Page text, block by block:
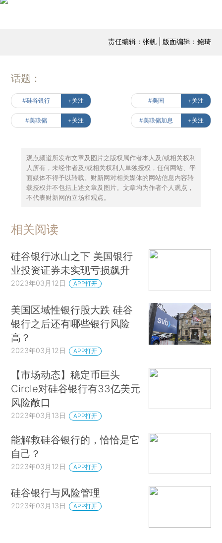
责任编辑：张帆 | 版面编辑：鲍琦
话题：
#硅谷银行 +关注 #美国 +关注
#美联储 +关注 #美联储加息 +关注
观点频道所发布文章及图片之版权属作者本人及/或相关权利
人所有，未经作者及/或相关权利人单独授权，任何网站、平
面媒体不得予以转载。财新网对相关媒体的网站信息内容转
载授权并不包括上述文章及图片。文章均为作者个人观点，
不代表财新网的立场和观点。
相关阅读
硅谷银行冰山之下 美国银行
业投资证券未实现亏损飙升
2023年03月12日 APP打开
美国区域性银行股大跌 硅谷
银行之后还有哪些银行风险
高？
2023年03月12日 APP打开
【市场动态】稳定币巨头
Circle对硅谷银行有33亿美元
风险敞口
2023年03月13日 APP打开
能解救硅谷银行的，恰恰是它
自己？
2023年03月12日 APP打开
硅谷银行与风险管理
2023年03月13日 APP打开